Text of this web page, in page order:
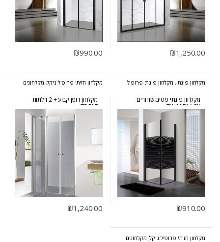
₪1,250.00
₪990.00
מקלחון פינתי, מקלחון פינתי פרופיל
שחור - פסים, שקוף, קוביות
מקלחון פינתי פסים שחורים
TWIN BLACK
₪910.00
מקלחון חזיתי פרופיל ניקל, מקלחונים
מקלחון דופן קבוע + 2 דלתות
TRIPLE
₪1,240.00
מקלחון חזיתי פרופיל ניקל, מקלחונים